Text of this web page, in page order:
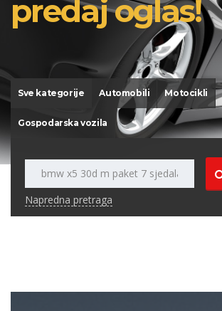
predaj oglas!
Sve kategorije Automobili Motocikli
Gospodarska vozila
Napredna pretraga